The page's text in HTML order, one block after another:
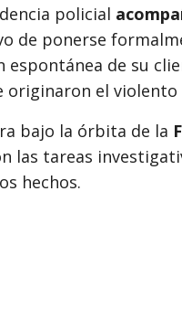
policial
de ponerse
de su
originaron el violento
bajo la órbita de la
las tareas
hechos.